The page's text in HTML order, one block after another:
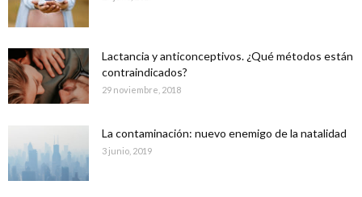
Lactancia y anticonceptivos. ¿Qué métodos están
contraindicados?
29 noviembre, 2018
La contaminación: nuevo enemigo de la natalidad
3 junio, 2019